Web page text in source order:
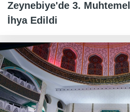
Zeynebiye'de 3.
İhya Edildi